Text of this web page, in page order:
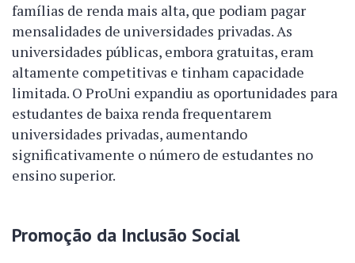
famílias de renda mais alta, que podiam pagar
mensalidades de universidades privadas. As
universidades públicas, embora gratuitas, eram
altamente competitivas e tinham capacidade
limitada. O ProUni expandiu as oportunidades para
estudantes de baixa renda frequentarem
universidades privadas, aumentando
significativamente o número de estudantes no
ensino superior.
Promoção da Inclusão Social